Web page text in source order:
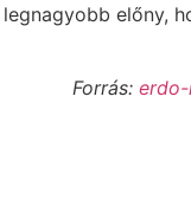
előny,
Forrás: